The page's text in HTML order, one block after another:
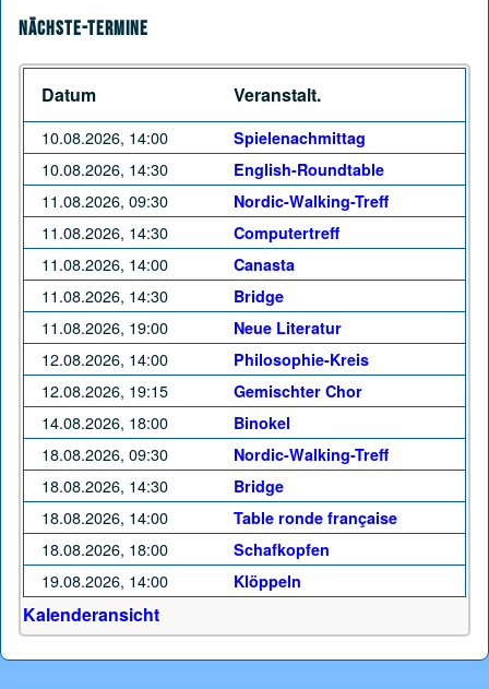
Nächste-Termine
Datum Veranstalt.
10.08.2026, 14:00 Spielenachmittag
10.08.2026, 14:30 English-Roundtable
11.08.2026, 09:30 Nordic-Walking-Treff
11.08.2026, 14:30 Computertreff
11.08.2026, 14:00 Canasta
11.08.2026, 14:30 Bridge
11.08.2026, 19:00 Neue Literatur
12.08.2026, 14:00 Philosophie-Kreis
12.08.2026, 19:15 Gemischter Chor
14.08.2026, 18:00 Binokel
18.08.2026, 09:30 Nordic-Walking-Treff
18.08.2026, 14:30 Bridge
18.08.2026, 14:00 Table ronde française
18.08.2026, 18:00 Schafkopfen
19.08.2026, 14:00 Klöppeln
Kalenderansicht